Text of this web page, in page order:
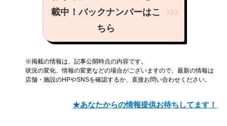
載中！バックナンバーはこ
ちら
※掲載の情報は、記事公開時点の内容です。
状況の変化、情報の変更などの場合がございますので、最新の情報は
店舗・施設のHPやSNSを確認するか、直接お問い合わせください。
★あなたからの情報提供お待ちしてます！